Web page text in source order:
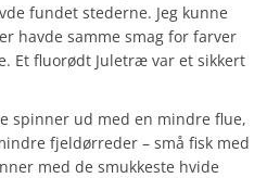
fundet stederne. Jeg kunne
havde samme smag for farver
Et fluorødt Juletræ var et sikkert
spinner ud med en mindre flue,
fjeldørreder – små fisk med
med de smukkeste hvide